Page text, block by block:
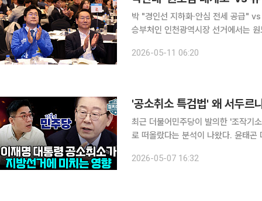
박 "경인선 지하화·안심 전세 공급" vs 유 "하루
승부처인 인천광역시장 선거에서는
'도시 재구조화'를, 유정복 국민의힘
2026-05-11 06:20
'공소취소 특검법' 왜 서두
최근 더불어민주당이 발의한 '조작기
로 떠올랐다는 분석이 나왔다. 윤태곤 더모아 정치분석실장은 6일 공개된 유튜브 채널 이투데이TV
다'는 분위기가 올라오고 있다"며 "아
2026-05-07 16:32